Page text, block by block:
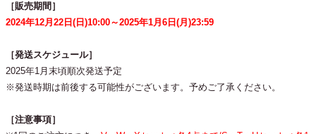
［販売期間］
2024年12月22日(日)10:00～2025年1月6 日(月)23:59
［発送スケジュール］
2025年1月末頃順次発送予定
※発送時期は前後する可能性がございます。予めご了承ください。
［注意事項］